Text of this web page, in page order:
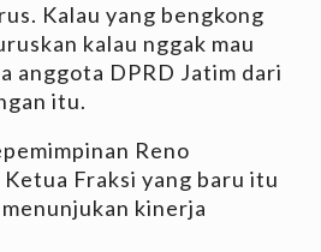
Kalau yang bengkong
kalau nggak mau
anggota DPRD Jatim dari
itu.
Reno
Fraksi yang baru itu
kinerja